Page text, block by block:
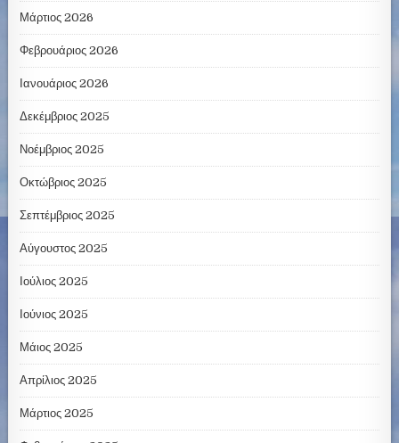
Μάρτιος 2026
Φεβρουάριος 2026
Ιανουάριος 2026
Δεκέμβριος 2025
Νοέμβριος 2025
Οκτώβριος 2025
Σεπτέμβριος 2025
Αύγουστος 2025
Ιούλιος 2025
Ιούνιος 2025
Μάιος 2025
Απρίλιος 2025
Μάρτιος 2025